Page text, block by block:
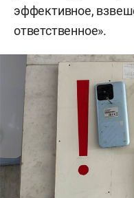
эффективное,
ответственное».